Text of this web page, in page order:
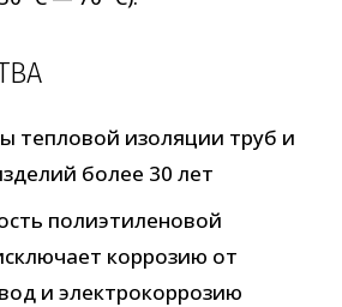
тепловой изоляции труб и
более 30 лет
полиэтиленовой
коррозию от
и электрокоррозию